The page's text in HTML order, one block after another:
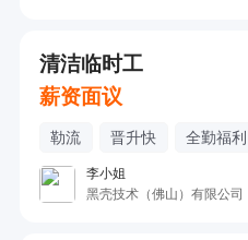
清洁临时工
薪资面议
勒流 晋升快 全勤福利
李小姐
黑壳技术（佛山）有限公司